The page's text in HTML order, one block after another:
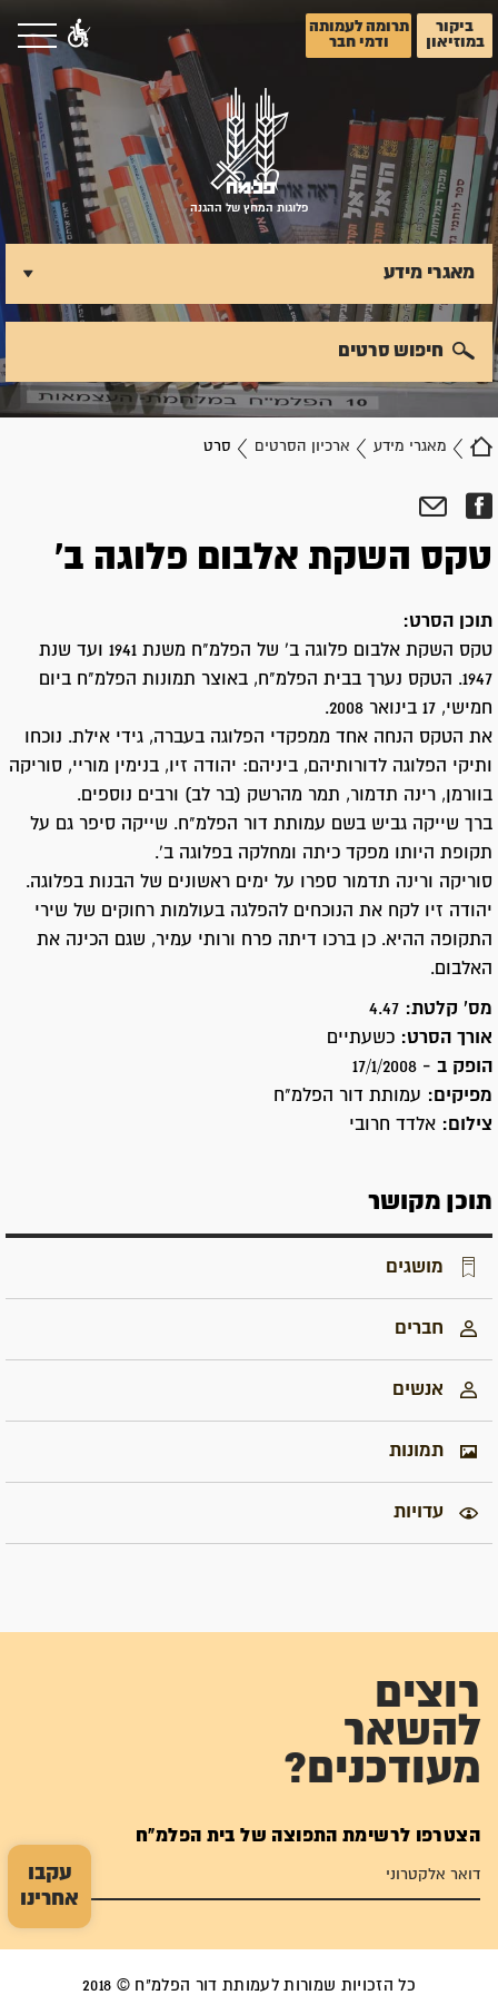
עקבו
אחרינו
ביקור
במוזיאון
תרומה לעמותה
ודמי חבר
פלוגות המחץ של ההגנה
מאגרי מידע ארכיון הסרטים סרט
מאגרי מידע
חיפוש סרטים
טקס השקת אלבום פלוגה ב'
תוכן הסרט:
טקס השקת אלבום פלוגה ב' של הפלמ"ח משנת 1941 ועד שנת
1947. הטקס נערך בבית הפלמ"ח, באוצר תמונות הפלמ"ח ביום
חמישי, 17 בינואר 2008.
את הטקס הנחה אחד ממפקדי הפלוגה בעברה, גידי אילת. נוכחו
ותיקי הפלוגה לדורותיהם, ביניהם: יהודה זיו, בנימין מוריי, סוריקה
בוורמן, רינה תדמור, תמר מהרשק (בר לב) ורבים נוספים.
ברך שייקה גביש בשם עמותת דור הפלמ"ח. שייקה סיפר גם על
תקופת היותו מפקד כיתה ומחלקה בפלוגה ב'.
סוריקה ורינה תדמור ספרו על ימים ראשונים של הבנות בפלוגה.
יהודה זיו לקח את הנוכחים להפלגה בעולמות רחוקים של שירי
התקופה ההיא. כן ברכו דיתה פרח ורותי עמיר, שגם הכינה את
האלבום.
מס' קלטת:
אורך הסרט: כשעתיים
הופק ב -
מפיקים: עמותת דור הפלמ"ח
צילום: אלדד חרובי
תוכן מקושר
מושגים
חברים
אנשים
תמונות
עדויות
רוצים
להשאר
מעודכנים?
הצטרפו לרשימת התפוצה של בית הפלמ"ח
כל הזכויות שמורות לעמותת דור הפלמ"ח © 2018